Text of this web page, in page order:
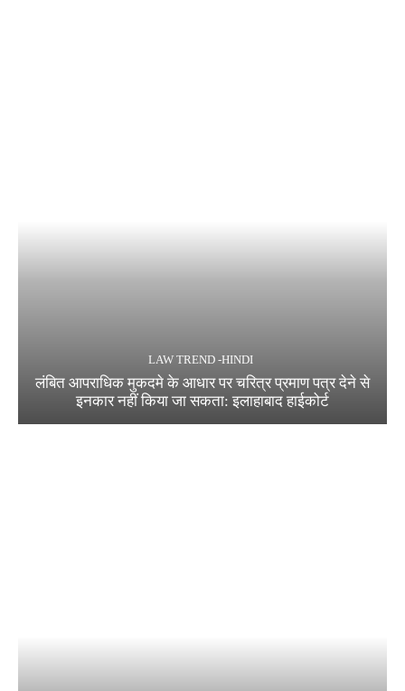
LAW TREND -HINDI
लंबित आपराधिक मुकदमे के आधार पर चरित्र प्रमाण पत्र देने से
इनकार नहीं किया जा सकता: इलाहाबाद हाईकोर्ट